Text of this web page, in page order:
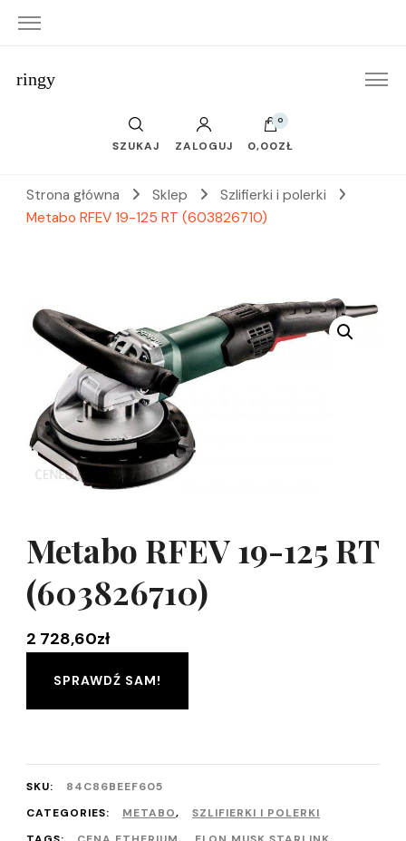
ringy
SZUKAJ ZALOGUJ
0
0,00ZŁ
Strona główna Sklep
Szlifierki i polerki
Metabo RFEV 19-125 RT (603826710)
Metabo RFEV 19-125 RT
(603826710)
2 728,60zł
SPRAWDŹ SAM!
SKU:
84C86BEEF605
CATEGORIES:
METABO,
SZLIFIERKI I POLERKI